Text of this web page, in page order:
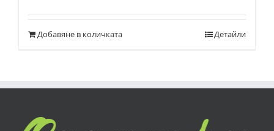
Добавяне в количката Детайли